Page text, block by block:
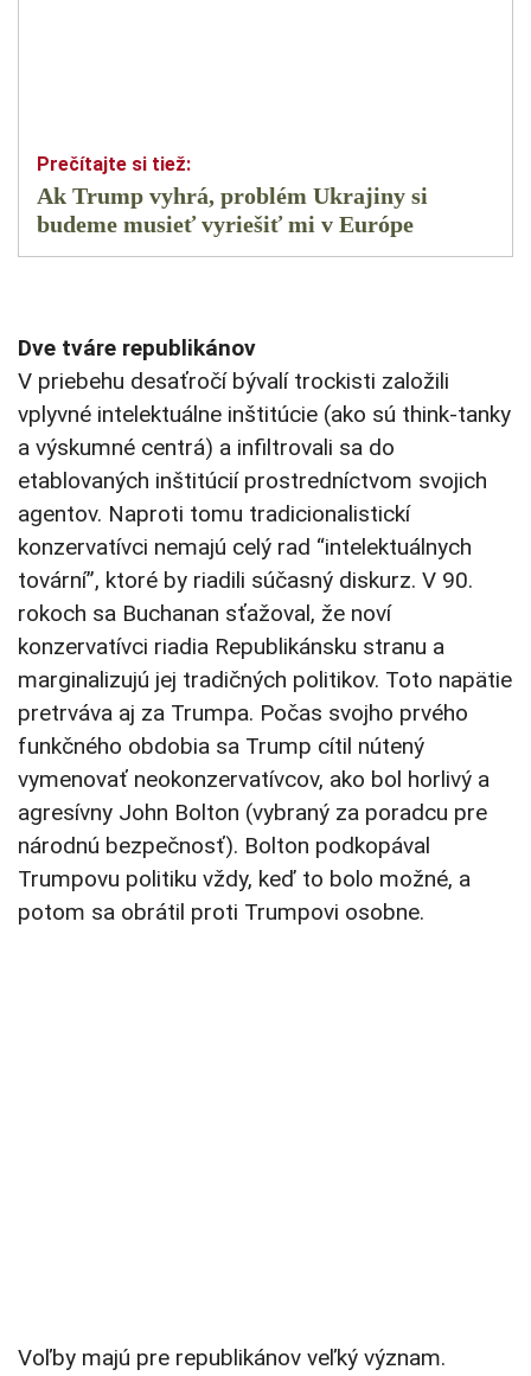
Ak Trump vyhrá, problém Ukrajiny si
budeme musieť vyriešiť mi v Európe
Dve tváre republikánov
V priebehu desaťročí bývalí trockisti založili
vplyvné intelektuálne inštitúcie (ako sú think-tanky
a výskumné centrá) a infiltrovali sa do
etablovaných inštitúcií prostredníctvom svojich
agentov. Naproti tomu tradicionalistickí
konzervatívci nemajú celý rad “intelektuálnych
tovární”, ktoré by riadili súčasný diskurz. V 90.
rokoch sa Buchanan sťažoval, že noví
konzervatívci riadia Republikánsku stranu a
marginalizujú jej tradičných politikov. Toto napätie
pretrváva aj za Trumpa. Počas svojho prvého
funkčného obdobia sa Trump cítil nútený
vymenovať neokonzervatívcov, ako bol horlivý a
agresívny John Bolton (vybraný za poradcu pre
národnú bezpečnosť). Bolton podkopával
Trumpovu politiku vždy, keď to bolo možné, a
potom sa obrátil proti Trumpovi osobne.
Voľby majú pre republikánov veľký význam.